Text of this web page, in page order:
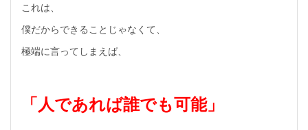
これは、
僕だからできることじゃなくて、
極端に言ってしまえば、
「人であれば誰でも可能」